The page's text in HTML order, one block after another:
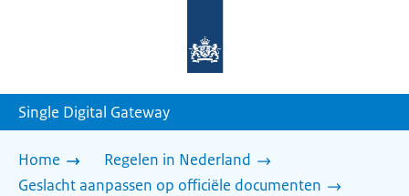
homepage
Single Digital Gateway
Home
Regelen in Nederland
Geslacht aanpassen op officiële documenten